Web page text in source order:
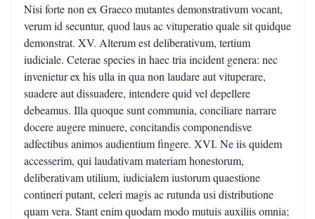
Nisi forte non ex Graeco mutantes demonstrativum vocant,
verum id secuntur, quod laus ac vituperatio quale sit quidque
demonstrat. XV. Alterum est deliberativum, tertium
iudiciale. Ceterae species in haec tria incident genera: nec
invenietur ex his ulla in qua non laudare aut vituperare,
suadere aut dissuadere, intendere quid vel depellere
debeamus. Illa quoque sunt communia, conciliare narrare
docere augere minuere, concitandis componendisve
adfectibus animos audientium fingere. XVI. Ne iis quidem
accesserim, qui laudativam materiam honestorum,
deliberativam utilium, iudicialem iustorum quaestione
contineri putant, celeri magis ac rutunda usi distributione
quam vera. Stant enim quodam modo mutuis auxiliis omnia;